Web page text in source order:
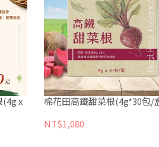
(4g x
棉花田高鐵甜菜根(4g*30包/
NT$1,080